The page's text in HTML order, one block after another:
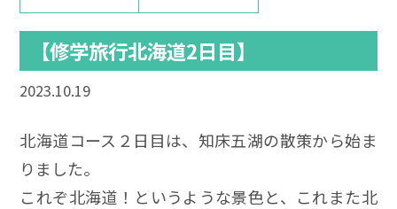
【修学旅行北海道2日目】
2023.10.19
北海道コース２日目は、知床五湖の散策から始ま
りました。
これぞ北海道！というような景色と、これまた北